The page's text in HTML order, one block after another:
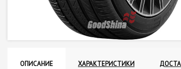
ОПИСАНИЕ ХАРАКТЕРИСТИКИ